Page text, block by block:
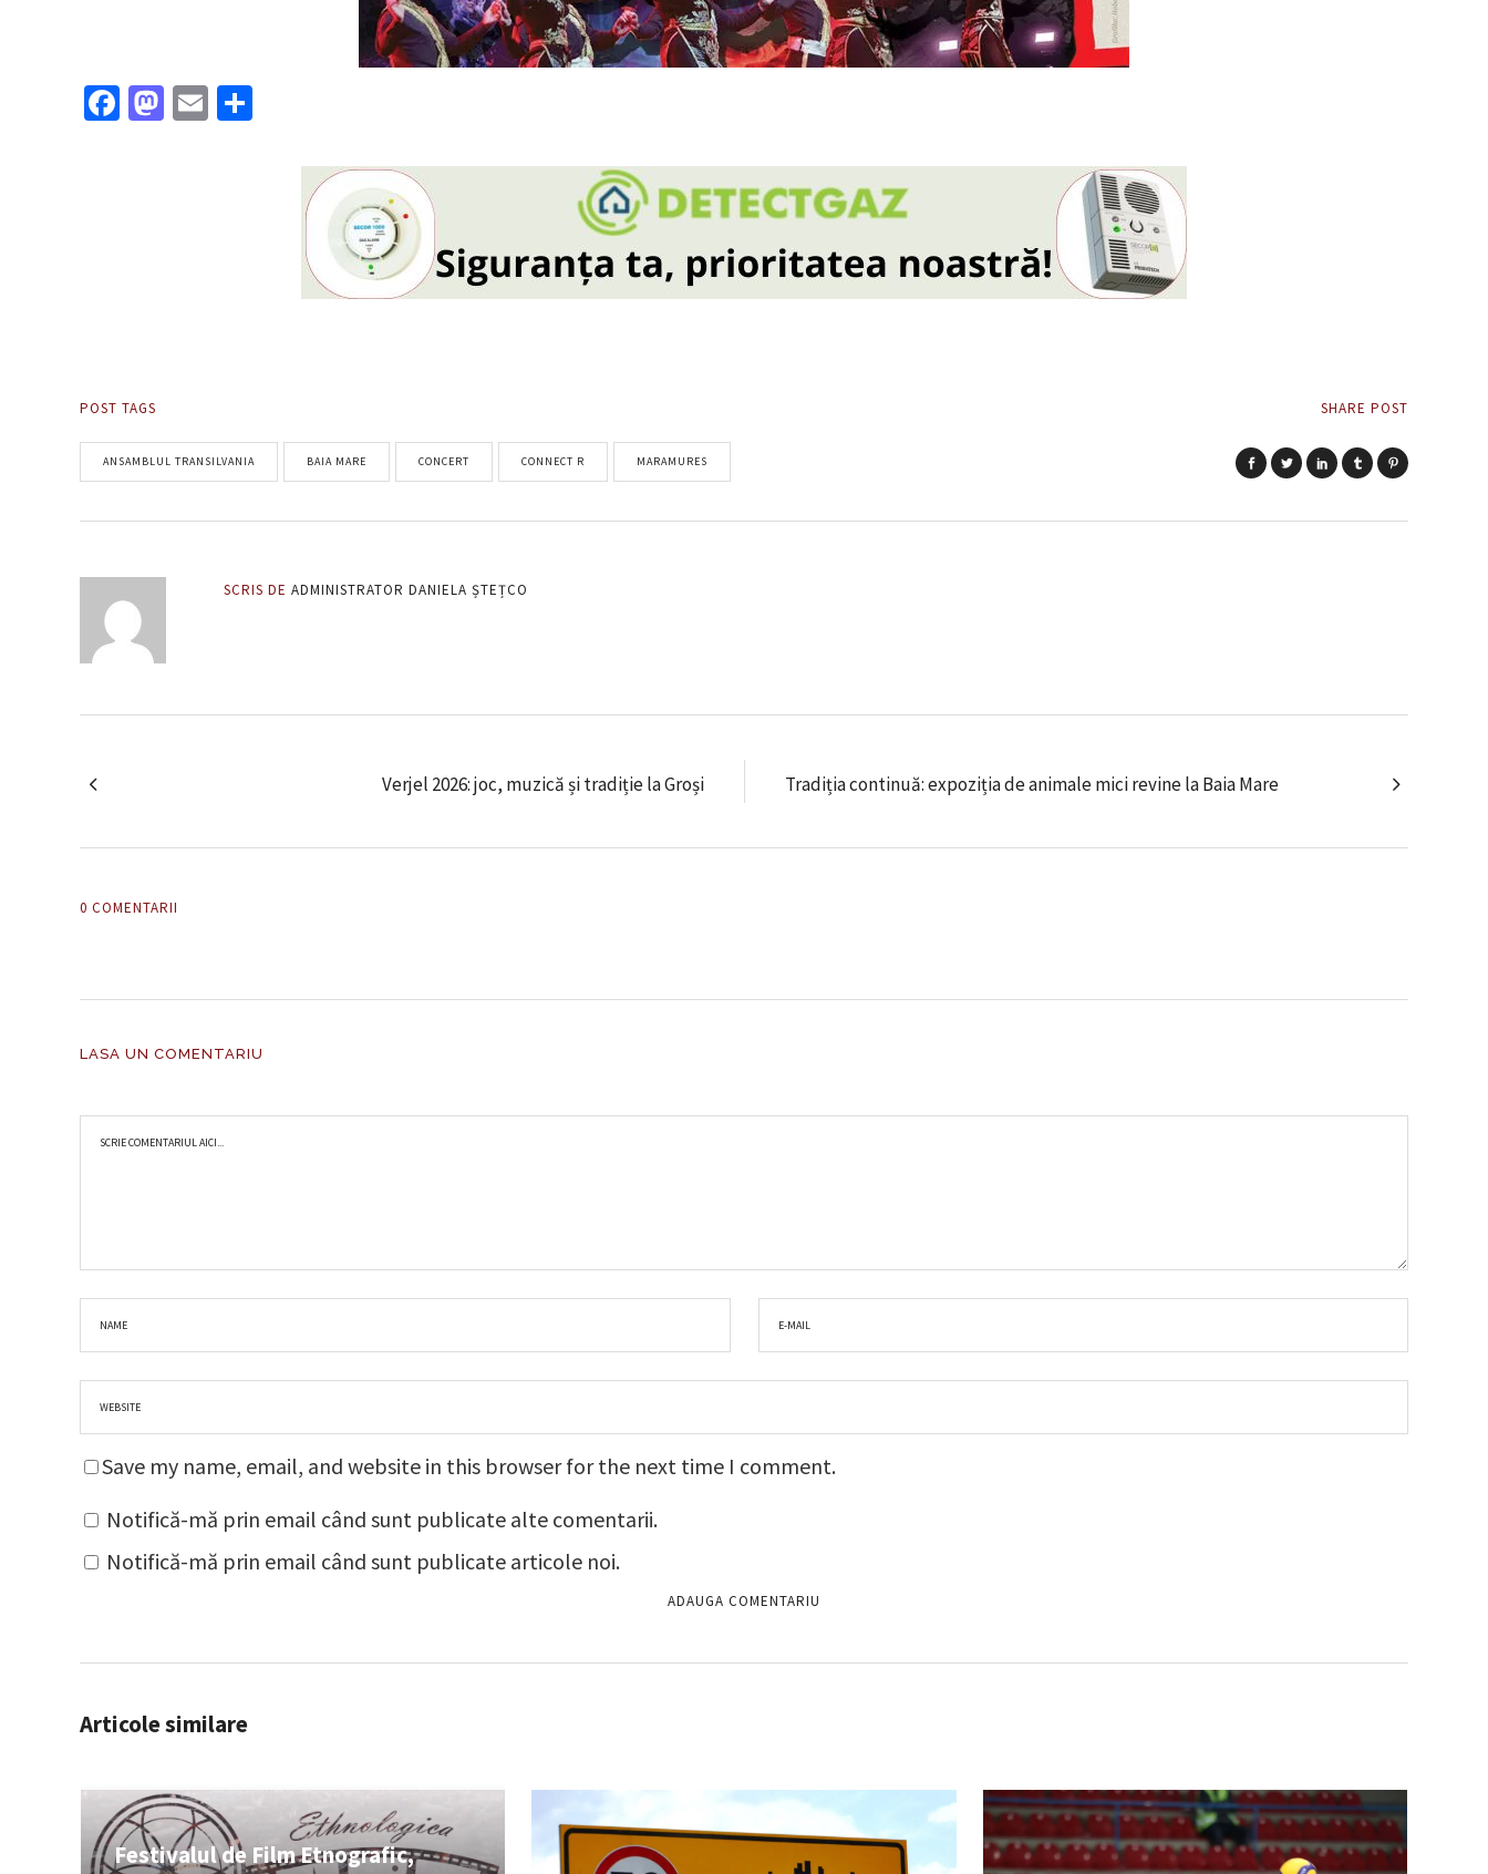
Facebook
Mastodon
Email
POST TAGS
ANSAMBLUL TRANSILVANIA BAIA MARE CONCERT CONNECT R MARAMURES
SHARE POST
SCRIS DE ADMINISTRATOR DANIELA ȘTEȚCO
Verjel 2026: joc, muzică și tradiție la Groși Tradiția continuă: expoziția de animale mici revine la Baia Mare
0 COMENTARII
LASA UN COMENTARIU
Save my name, email, and website in this browser for the next time I comment.
Notifică-mă prin email când sunt publicate alte comentarii.
Notifică-mă prin email când sunt publicate articole noi.
Articole similare
Festivalul de Film Etnografic,